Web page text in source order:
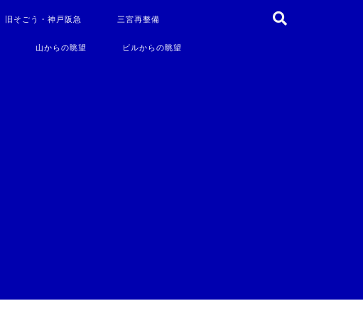
旧そごう・神戸阪急 三宮再整備
山からの眺望 ビルからの眺望